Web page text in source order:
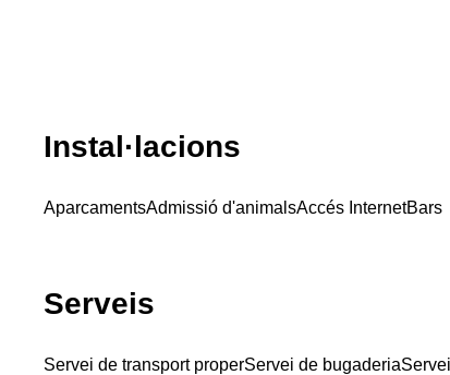
Instal·lacions
AparcamentsAdmissió d'animalsAccés InternetBars
Serveis
Servei de transport properServei de bugaderia